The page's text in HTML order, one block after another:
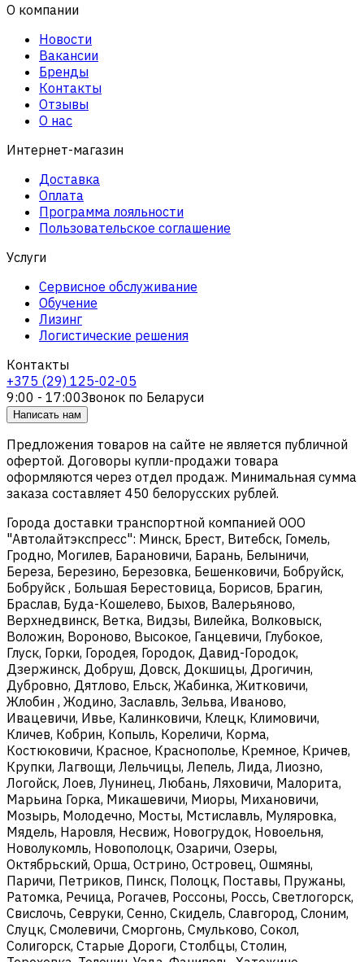
О компании
Новости
Вакансии
Бренды
Контакты
Отзывы
О нас
Интернет-магазин
Доставка
Оплата
Программа лояльности
Пользовательское соглашение
Услуги
Сервисное обслуживание
Обучение
Лизинг
Логистические решения
Контакты
+375 (29) 125-02-05
9:00 - 17:00Звонок по Беларуси
Написать нам
Предложения товаров на сайте не является публичной
офертой. Договоры купли-продажи товара
оформляются через отдел продаж. Минимальная сумма
заказа составляет 450 белорусских рублей.
Города доставки транспортной компанией ООО
"Автолайтэкспресс": Минск, Брест, Витебск, Гомель,
Гродно, Могилев, Барановичи, Барань, Белыничи,
Береза, Березино, Березовка, Бешенковичи, Бобруйск,
Бобруйск , Большая Берестовица, Борисов, Брагин,
Браслав, Буда-Кошелево, Быхов, Валерьяново,
Верхнедвинск, Ветка, Видзы, Вилейка, Волковыск,
Воложин, Вороново, Высокое, Ганцевичи, Глубокое,
Глуск, Горки, Городея, Городок, Давид-Городок,
Дзержинск, Добруш, Довск, Докшицы, Дрогичин,
Дубровно, Дятлово, Ельск, Жабинка, Житковичи,
Жлобин , Жодино, Заславль, Зельва, Иваново,
Ивацевичи, Ивье, Калинковичи, Клецк, Климовичи,
Кличев, Кобрин, Копыль, Кореличи, Корма,
Костюковичи, Красное, Краснополье, Кремное, Кричев,
Крупки, Лагвощи, Лельчицы, Лепель, Лида, Лиозно,
Логойск, Лоев, Лунинец, Любань, Ляховичи, Малорита,
Марьина Горка, Микашевичи, Миоры, Михановичи,
Мозырь, Молодечно, Мосты, Мстиславль, Муляровка,
Мядель, Наровля, Несвиж, Новогрудок, Новоельня,
Новолукомль, Новополоцк, Озаричи, Озеры,
Октябрьский, Орша, Острино, Островец, Ошмяны,
Паричи, Петриков, Пинск, Полоцк, Поставы, Пружаны,
Ратомка, Речица, Рогачев, Россоны, Россь, Светлогорск,
Свислочь, Севруки, Сенно, Скидель, Славгород, Слоним,
Слуцк, Смолевичи, Сморгонь, Смульково, Сокол,
Солигорск, Старые Дороги, Столбцы, Столин,